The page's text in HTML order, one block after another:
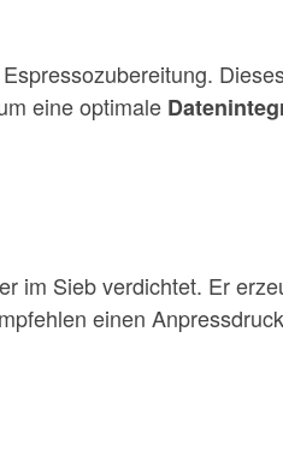
eine optimale
im Sieb verdichtet. Er
einen